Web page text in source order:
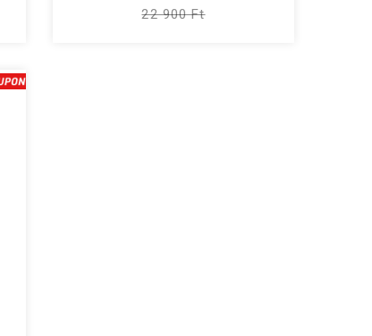
22 900 Ft